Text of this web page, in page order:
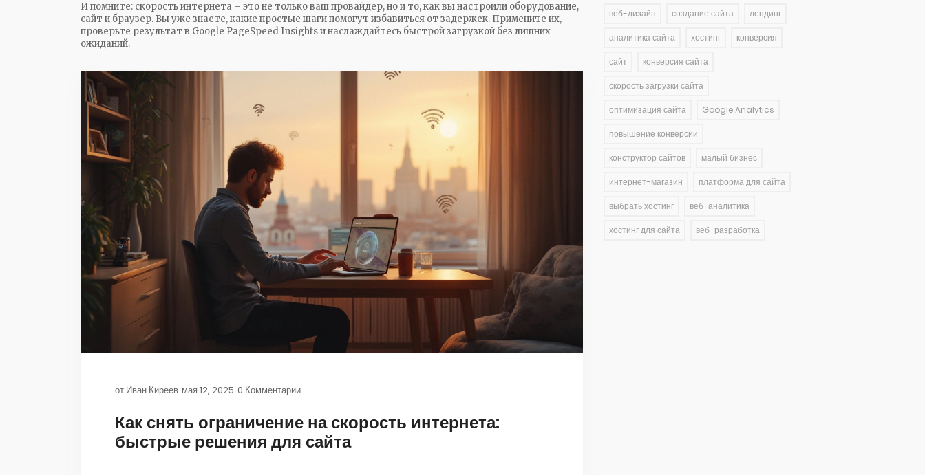
И помните: скорость интернета – это не только ваш провайдер, но и то, как вы настроили оборудование,
сайт и браузер. Вы уже знаете, какие простые шаги помогут избавиться от задержек. Примените их,
проверьте результат в Google PageSpeed Insights и наслаждайтесь быстрой загрузкой без лишних
ожиданий.
от Иван Киреев мая 12, 2025 0 Комментарии
Как снять ограничение на скорость интернета:
быстрые решения для сайта
веб-дизайн создание сайта лендинг
аналитика сайта хостинг конверсия
сайт конверсия сайта
скорость загрузки сайта
оптимизация сайта Google Analytics
повышение конверсии
конструктор сайтов малый бизнес
интернет-магазин платформа для сайта
выбрать хостинг веб-аналитика
хостинг для сайта веб-разработка